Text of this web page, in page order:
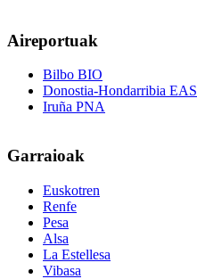
Aireportuak
Bilbo BIO
Donostia-Hondarribia EAS
Iruña PNA
Garraioak
Euskotren
Renfe
Pesa
Alsa
La Estellesa
Vibasa